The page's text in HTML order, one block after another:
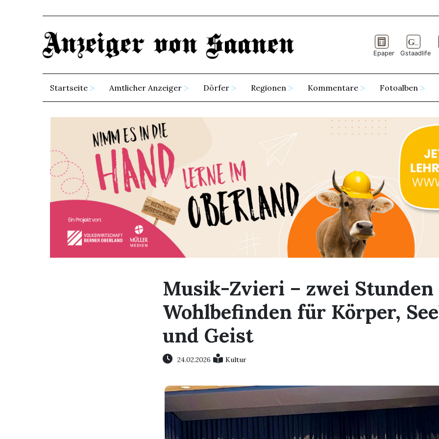
Epaper Gstaadlife
Startseite Amtlicher Anzeiger Dörfer Regionen Kommentare Fotoalben
Musik-Zvieri – zwei Stunden
Wohlbefinden für Körper,
und Geist
24.02.2026 Kultur